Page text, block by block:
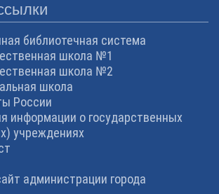
библиотечная система
школа №1
школа №2
школа
России
информации о государственных
учреждениях
администрации города